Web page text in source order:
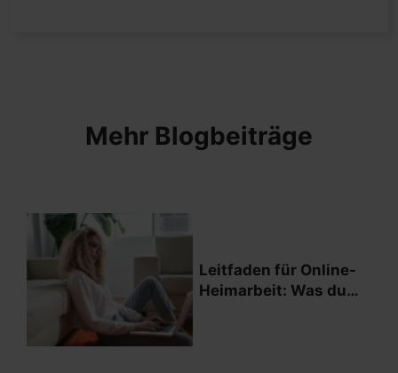
Mehr Blogbeiträge
Leitfaden für Online-
Heimarbeit: Was du